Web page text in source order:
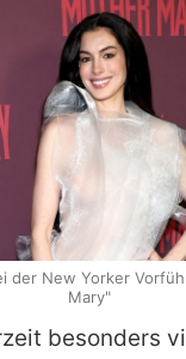
besonders
der New Yorker
Mary"